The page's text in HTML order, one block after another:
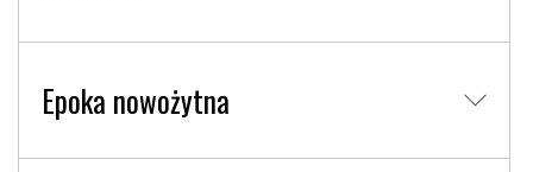
Epoka nowożytna